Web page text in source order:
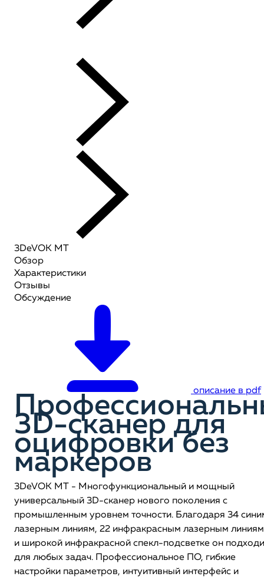
3DeVOK MT
Обзор
Характеристики
Отзывы
Обсуждение
описание в pdf
3D-сканер для
оцифровки без
маркеров
3DeVOK MT - Многофункциональный и мощный
универсальный 3D-сканер нового поколения с
промышленным уровнем точности. Благодаря 34
лазерным линиям, 22 инфракрасным лазерным линиям
и широкой инфракрасной спекл-подсветке он
для любых задач. Профессиональное ПО, гибкие
настройки параметров, интуитивный интерфейс и